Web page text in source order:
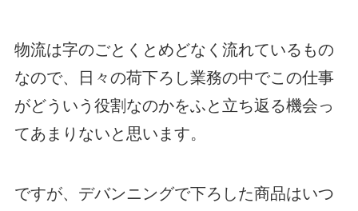
物流は字のごとくとめどなく流れているもの
なので、日々の荷下ろし業務の中でこの仕事
がどういう役割なのかをふと立ち返る機会っ
てあまりないと思います。
ですが、デバンニングで下ろした商品はいつ